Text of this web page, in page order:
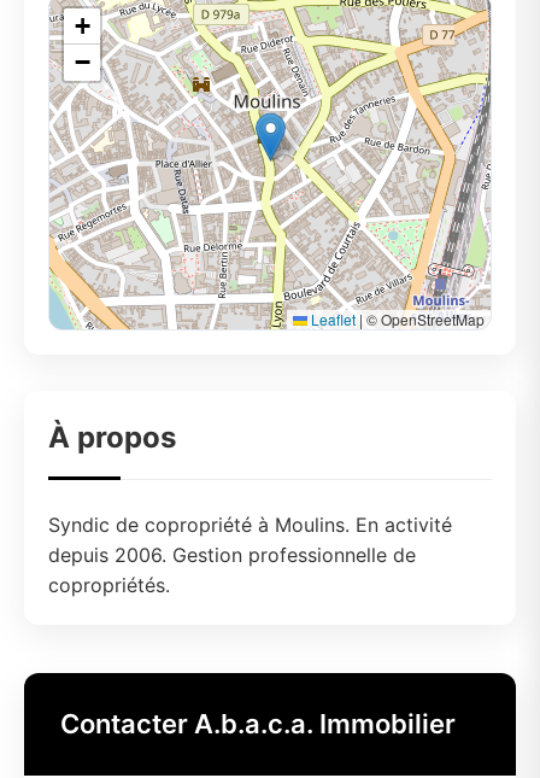
+
−
Leaflet | © OpenStreetMap
À propos
Syndic de copropriété à Moulins. En activité
depuis 2006. Gestion professionnelle de
copropriétés.
Contacter A.b.a.c.a. Immobilier